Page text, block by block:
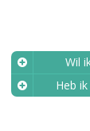
Wil
Heb